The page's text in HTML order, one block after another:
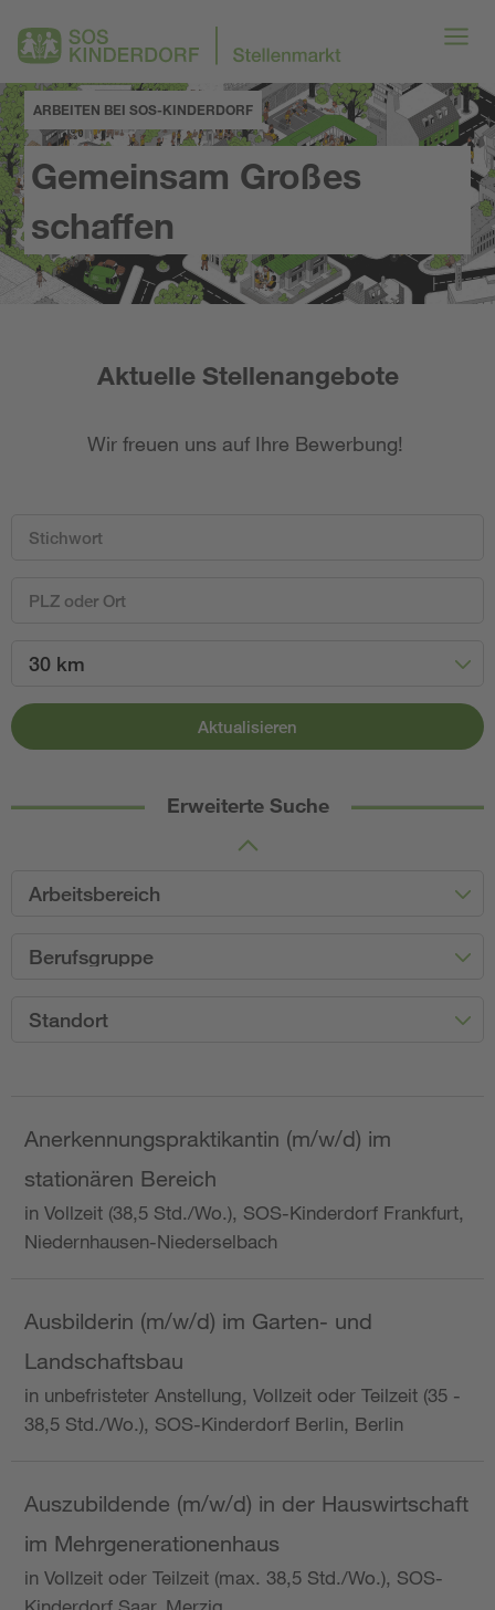
ARBEITEN BEI SOS-KINDERDORF
Gemeinsam Großes
schaffen
Aktuelle Stellenangebote
Wir freuen uns auf Ihre Bewerbung!
30 km
Aktualisieren
Erweiterte Suche
Arbeitsbereich
Berufsgruppe
Standort
Anerkennungspraktikantin (m/w/d) im
stationären Bereich
in Vollzeit (38,5 Std./Wo.), SOS-Kinderdorf Frankfurt,
Niedernhausen-Niederselbach
Ausbilderin (m/w/d) im Garten- und
Landschaftsbau
in unbefristeter Anstellung, Vollzeit oder Teilzeit (35 -
38,5 Std./Wo.), SOS-Kinderdorf Berlin, Berlin
Auszubildende (m/w/d) in der Hauswirtschaft
im Mehrgenerationenhaus
in Vollzeit oder Teilzeit (max. 38,5 Std./Wo.), SOS-